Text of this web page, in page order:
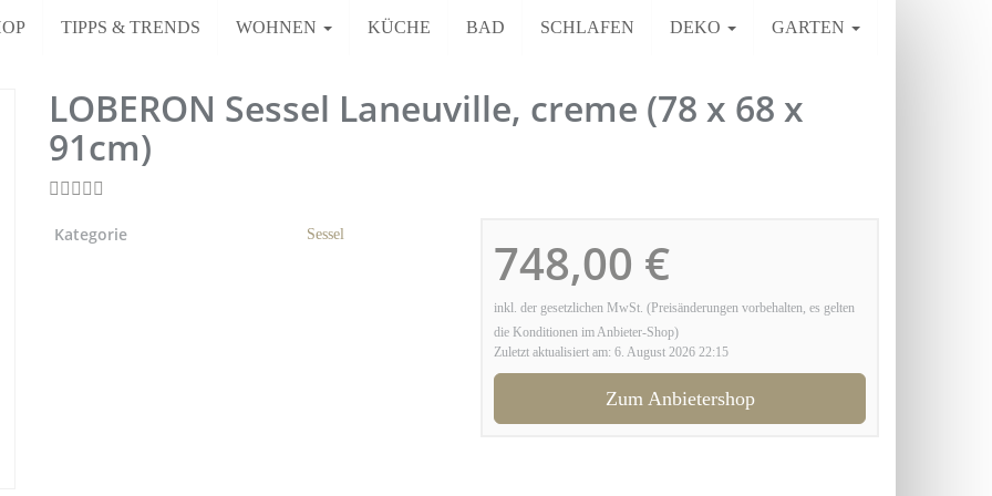
TIPPS & TRENDS WOHNEN KÜCHE BAD SCHLAFEN DEKO GARTEN
LOBERON Sessel Laneuville, creme (78 x 68 x
91cm)
748,00 €
inkl. der gesetzlichen MwSt. (Preisänderungen vorbehalten, es gelten
die Konditionen im Anbieter-Shop)
Zuletzt aktualisiert am: 6. August 2026 22:15
Zum Anbietershop
Kategorie Sessel